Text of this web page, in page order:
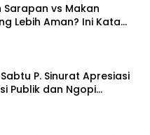
Sarapan vs Makan
Lebih Aman? Ini Kata
P. Sinurat Apresiasi
Publik dan Ngopi